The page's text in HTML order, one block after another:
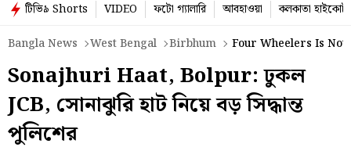
টিভি৯ Shorts VIDEO ফটো গ্যালারি আবহাওয়া
কলকাতা হাইকোর্ট
Bangla News
West Bengal Birbhum Four Wheelers Is
Sonajhuri Haat, Bolpur: ঢুকল
JCB, সোনাঝুরি হাট নিয়ে বড় সিদ্ধান্ত
পুলিশের